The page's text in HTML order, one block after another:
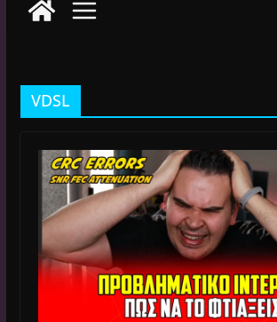
Ο Καλύτερος Launcher για
VDSL